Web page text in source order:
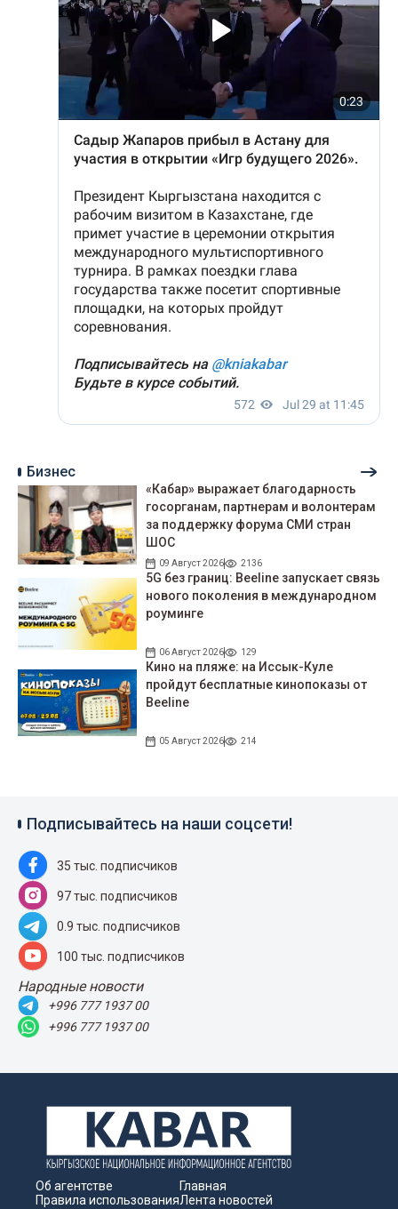
Бизнес
«Кабар» выражает благодарность
госорганам, партнерам и волонтерам
за поддержку форума СМИ стран
ШОС
09 Август 2026 2136
5G без границ: Beeline запускает связь
нового поколения в международном
роуминге
06 Август 2026 129
Кино на пляже: на Иссык-Куле
пройдут беcплатные кинопоказы от
Beeline
05 Август 2026 214
Подписывайтесь на наши соцсети!
35 тыс. подписчиков
97 тыс. подписчиков
0.9 тыс. подписчиков
100 тыс. подписчиков
Народные новости
+996 777 1937 00
+996 777 1937 00
Об агентстве
Правила использования
Главная
Лента новостей